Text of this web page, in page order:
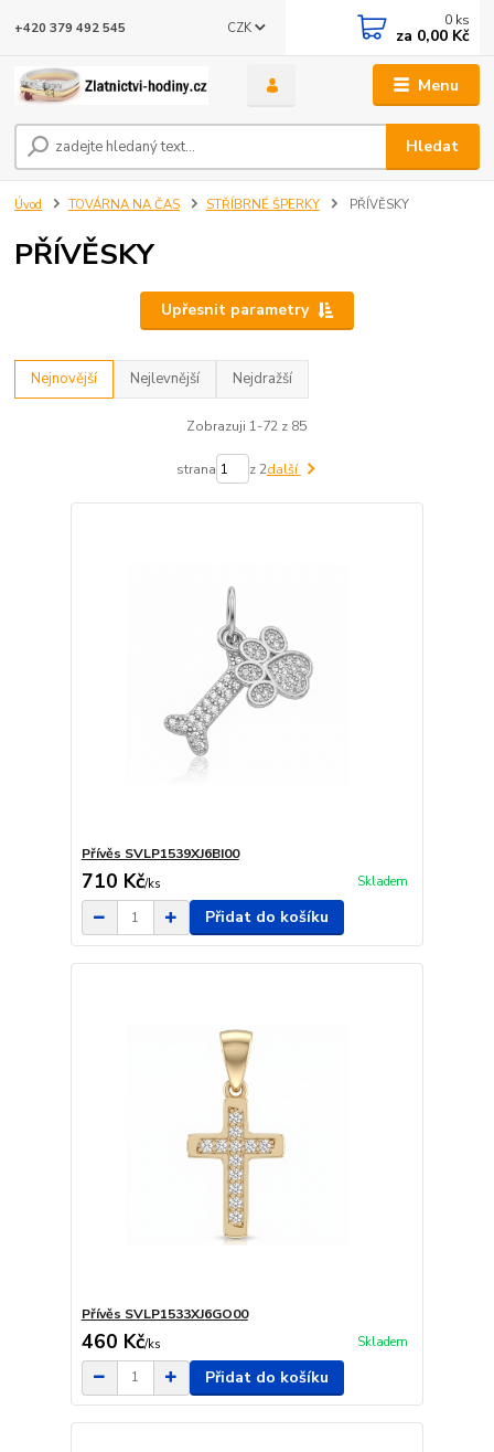
Menu
CZK
Hledat
+420 379 492 545 0 ks
za 0,00 Kč
Úvod TOVÁRNA NA ČAS STŘÍBRNÉ ŠPERKY PŘÍVĚSKY
PŘÍVĚSKY
Upřesnit parametry
Nejnovější Nejlevnější Nejdražší
Zobrazuji 1-72 z 85
strana z 2další
Přívěs SVLP1539XJ6BI00
710 Kč/ks Skladem
Přidat do košíku
Přívěs SVLP1533XJ6GO00
460 Kč/ks Skladem
Přidat do košíku